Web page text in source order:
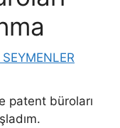
patent büroları